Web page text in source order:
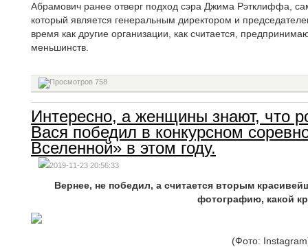
Абрамович ранее отверг подход сэра Джима Рэтклиффа,
который является генеральным директором и
время как другие организации, как считается,
меньшинств.
758
Интересно, а женщины знают, что
Вася победил в конкурсном
Вселенной» в этом году.
2019-11-23 20:56:33
Вернее, не победил, а считается вторым
фотографию, какой
(Фото: